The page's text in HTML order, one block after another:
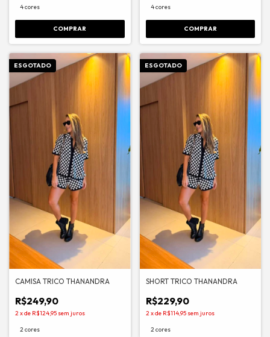
4 cores
COMPRAR
4 cores
COMPRAR
ESGOTADO
CAMISA TRICO THANANDRA
R$249,90
2xde R$124,95 sem juros
2 cores
ESGOTADO
SHORT TRICO THANANDRA
R$229,90
2xde R$114,95 sem juros
2 cores